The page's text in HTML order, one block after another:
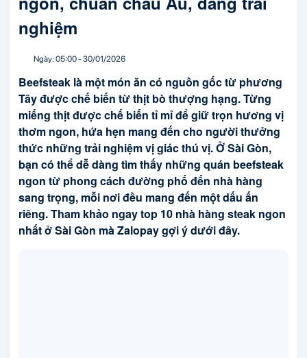
nghiệm
Ngày: 05:00-30/01/2026
Beefsteak là một món ăn có nguồn gốc từ phương
Tây được chế biến từ thịt bò thượng hạng. Từng
miếng thịt được chế biến tỉ mỉ để giữ trọn hương vị
thơm ngon, hứa hẹn mang đến cho người thưởng
thức những trải nghiệm vị giác thú vị. Ở Sài Gòn,
bạn có thể dễ dàng tìm thấy những quán beefsteak
ngon từ phong cách đường phố đến nhà hàng
sang trọng, mỗi nơi đều mang đến một dấu ấn
riêng. Tham khảo ngay top 10 nhà hàng steak ngon
nhất ở Sài Gòn mà Zalopay gợi ý dưới đây.